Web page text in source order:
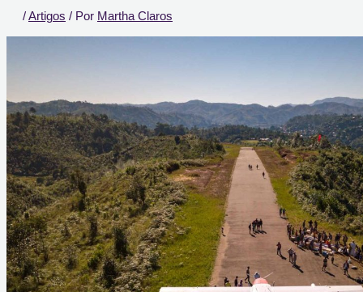
/Artigos / Por Martha Claros